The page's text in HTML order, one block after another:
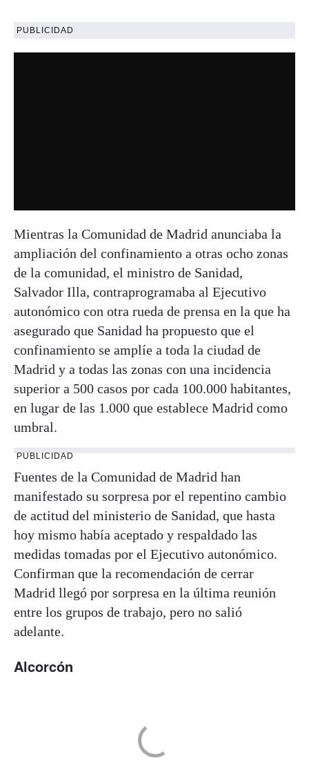
PUBLICIDAD
Mientras la Comunidad de Madrid anunciaba la
ampliación del confinamiento a otras ocho zonas
de la comunidad, el ministro de Sanidad,
Salvador Illa, contraprogramaba al Ejecutivo
autonómico con otra rueda de prensa en la que ha
asegurado que Sanidad ha propuesto que el
confinamiento se amplíe a toda la ciudad de
Madrid y a todas las zonas con una incidencia
superior a 500 casos por cada 100.000 habitantes,
en lugar de las 1.000 que establece Madrid como
umbral.
PUBLICIDAD
Fuentes de la Comunidad de Madrid han
manifestado su sorpresa por el repentino cambio
de actitud del ministerio de Sanidad, que hasta
hoy mismo había aceptado y respaldado las
medidas tomadas por el Ejecutivo autonómico.
Confirman que la recomendación de cerrar
Madrid llegó por sorpresa en la última reunión
entre los grupos de trabajo, pero no salió
adelante.
Alcorcón